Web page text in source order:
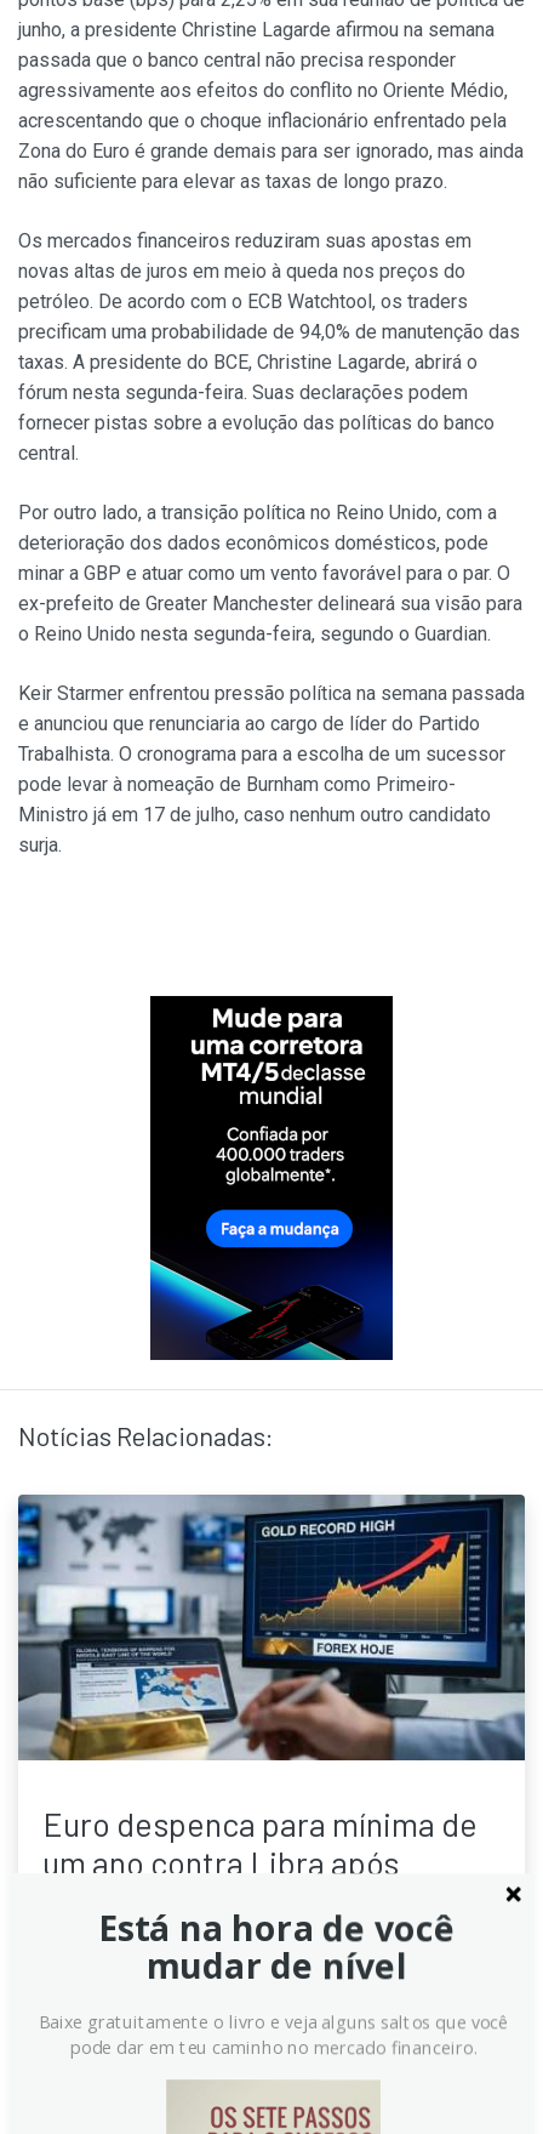
junho, a presidente Christine Lagarde afirmou na semana
passada que o banco central não precisa responder
agressivamente aos efeitos do conflito no Oriente Médio,
acrescentando que o choque inflacionário enfrentado pela
Zona do Euro é grande demais para ser ignorado, mas ainda
não suficiente para elevar as taxas de longo prazo.
Os mercados financeiros reduziram suas apostas em
novas altas de juros em meio à queda nos preços do
petróleo. De acordo com o ECB Watchtool, os traders
precificam uma probabilidade de 94,0% de manutenção das
taxas. A presidente do BCE, Christine Lagarde, abrirá o
fórum nesta segunda-feira. Suas declarações podem
fornecer pistas sobre a evolução das políticas do banco
central.
Por outro lado, a transição política no Reino Unido, com a
deterioração dos dados econômicos domésticos, pode
minar a GBP e atuar como um vento favorável para o par. O
ex-prefeito de Greater Manchester delineará sua visão para
o Reino Unido nesta segunda-feira, segundo o Guardian.
Keir Starmer enfrentou pressão política na semana passada
e anunciou que renunciaria ao cargo de líder do Partido
Trabalhista. O cronograma para a escolha de um sucessor
pode levar à nomeação de Burnham como Primeiro-
Ministro já em 17 de julho, caso nenhum outro candidato
surja.
Notícias Relacionadas:
Euro despenca para mínima de
um ano contra Libra após
decepcionar
contra a Libra Esterlina (GBP) nesta quarta-feira, após
dados de inflação da Zona do Euro virem abaixo do
esperado. A desaceleração tanto da inflação cheia
quanto da subjacente diminui as expectativas de
Está na hora de você
mudar de nível
Baixe gratuitamente o livro e veja alguns saltos que você
pode dar em teu caminho no mercado financeiro.